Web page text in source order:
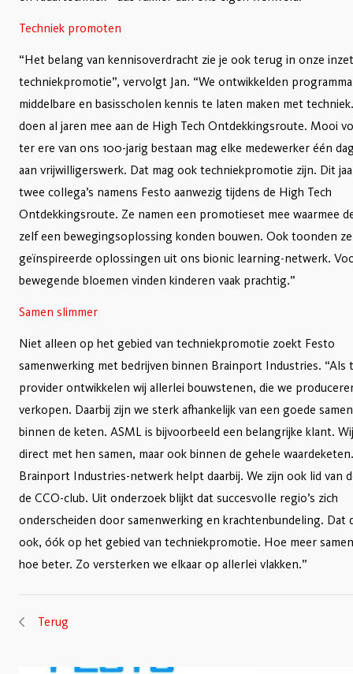
Techniek promoten
“Het belang van kennisoverdracht zie je ook terug in onze
techniekpromotie”, vervolgt Jan. “We ontwikkelden
middelbare en basisscholen kennis te laten maken met
doen al jaren mee aan de High Tech Ontdekkingsroute. Mooi
ter ere van ons 100-jarig bestaan mag elke medewerker één
aan vrijwilligerswerk. Dat mag ook techniekpromotie zijn. Dit
twee collega’s namens Festo aanwezig tijdens de High Tech
Ontdekkingsroute. Ze namen een promotieset mee waarmee
zelf een bewegingsoplossing konden bouwen. Ook toonden
geïnspireerde oplossingen uit ons bionic learning-netwerk.
bewegende bloemen vinden kinderen vaak prachtig.”
Samen slimmer
Niet alleen op het gebied van techniekpromotie zoekt Festo
samenwerking met bedrijven binnen Brainport Industries. “Als
provider ontwikkelen wij allerlei bouwstenen, die we
verkopen. Daarbij zijn we sterk afhankelijk van een goede
binnen de keten. ASML is bijvoorbeeld een belangrijke klant.
direct met hen samen, maar ook binnen de gehele
Brainport Industries-netwerk helpt daarbij. We zijn ook lid van
de CCO-club. Uit onderzoek blijkt dat succesvolle regio’s zich
onderscheiden door samenwerking en krachtenbundeling. Dat
ook, óók op het gebied van techniekpromotie. Hoe meer
hoe beter. Zo versterken we elkaar op allerlei vlakken.”
Terug